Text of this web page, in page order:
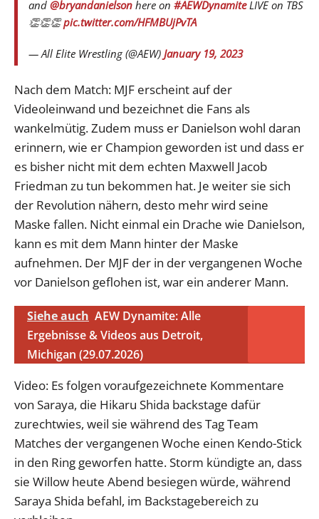
and @bryandanielson here on #AEWDynamiteLIVE on TBS
👏👏👏pic.twitter.com/HFMBUjPvTA
— All Elite Wrestling (@AEW) January 19, 2023
Nach dem Match: MJF erscheint auf der
Videoleinwand und bezeichnet die Fans als
wankelmütig. Zudem muss er Danielson wohl daran
erinnern, wie er Champion geworden ist und dass er
es bisher nicht mit dem echten Maxwell Jacob
Friedman zu tun bekommen hat. Je weiter sie sich
der Revolution nähern, desto mehr wird seine
Maske fallen. Nicht einmal ein Drache wie Danielson,
kann es mit dem Mann hinter der Maske
aufnehmen. Der MJF der in der vergangenen Woche
vor Danielson geflohen ist, war ein anderer Mann.
Siehe auch AEW Dynamite: Alle
Ergebnisse & Videos aus Detroit,
Michigan (29.07.2026)
Video: Es folgen voraufgezeichnete Kommentare
von Saraya, die Hikaru Shida backstage dafür
zurechtwies, weil sie während des Tag Team
Matches der vergangenen Woche einen Kendo-Stick
in den Ring geworfen hatte. Storm kündigte an, dass
sie Willow heute Abend besiegen würde, während
Saraya Shida befahl, im Backstagebereich zu